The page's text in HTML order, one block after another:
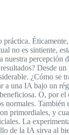
no es sintiente,
percepción
Desde
¿Cómo se
a una IA bajo un
O, por
También
primordiales, y
La
de la IA sirva al